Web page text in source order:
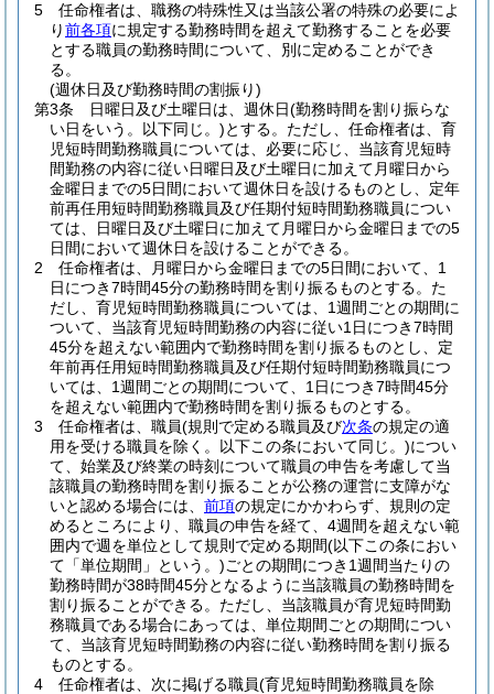
5
任命権者は、職務の特殊性又は当該公署の特殊の必要によ
り前各項に規定する勤務時間を超えて勤務することを必要
とする職員の勤務時間について、別に定めることができ
る。
(週休日及び勤務時間の割振り)
第3条
日曜日及び土曜日は、週休日(勤務時間を割り振らな
い日をいう。以下同じ。)とする。 ただし、任命権者は、育
児短時間勤務職員については、必要に応じ、当該育児短時
間勤務の内容に従い日曜日及び土曜日に加えて月曜日から
金曜日までの5日間において週休日を設けるものとし、定年
前再任用短時間勤務職員及び任期付短時間勤務職員につい
ては、日曜日及び土曜日に加えて月曜日から金曜日までの5
日間において週休日を設けることができる。
2
任命権者は、月曜日から金曜日までの5日間において、1
日につき7時間45分の勤務時間を割り振るものとする。 た
だし、育児短時間勤務職員については、1週間ごとの期間に
ついて、当該育児短時間勤務の内容に従い1日につき7時間
45分を超えない範囲内で勤務時間を割り振るものとし、定
年前再任用短時間勤務職員及び任期付短時間勤務職員につ
いては、1週間ごとの期間について、1日につき7時間45分
を超えない範囲内で勤務時間を割り振るものとする。
3
任命権者は、職員(規則で定める職員及び次条の規定の適
用を受ける職員を除く。以下この条において同じ。)につい
て、始業及び終業の時刻について職員の申告を考慮して当
該職員の勤務時間を割り振ることが公務の運営に支障がな
いと認める場合には、 前項の規定にかかわらず、規則の定
めるところにより、職員の申告を経て、4週間を超えない範
囲内で週を単位として規則で定める期間(以下この条におい
て「単位期間」という。)ごとの期間につき1週間当たりの
勤務時間が38時間45分となるように当該職員の勤務時間を
割り振ることができる。 ただし、当該職員が育児短時間勤
務職員である場合にあっては、単位期間ごとの期間につい
て、当該育児短時間勤務の内容に従い勤務時間を割り振る
ものとする。
4
任命権者は、次に掲げる職員(育児短時間勤務職員を除